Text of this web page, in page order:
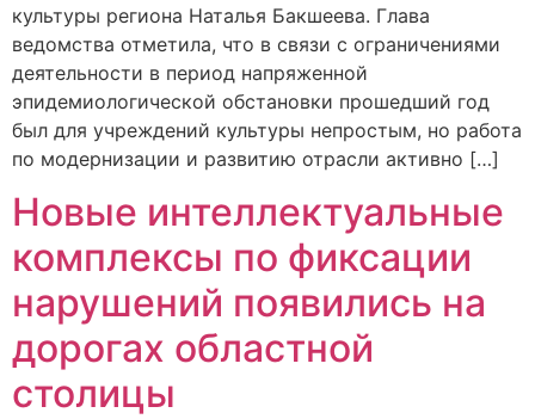
культуры региона Наталья Бакшеева. Глава
ведомства отметила, что в связи с ограничениями
деятельности в период напряженной
эпидемиологической обстановки прошедший год
был для учреждений культуры непростым, но работа
по модернизации и развитию отрасли активно […]
Новые интеллектуальные
комплексы по фиксации
нарушений появились на
дорогах областной
столицы